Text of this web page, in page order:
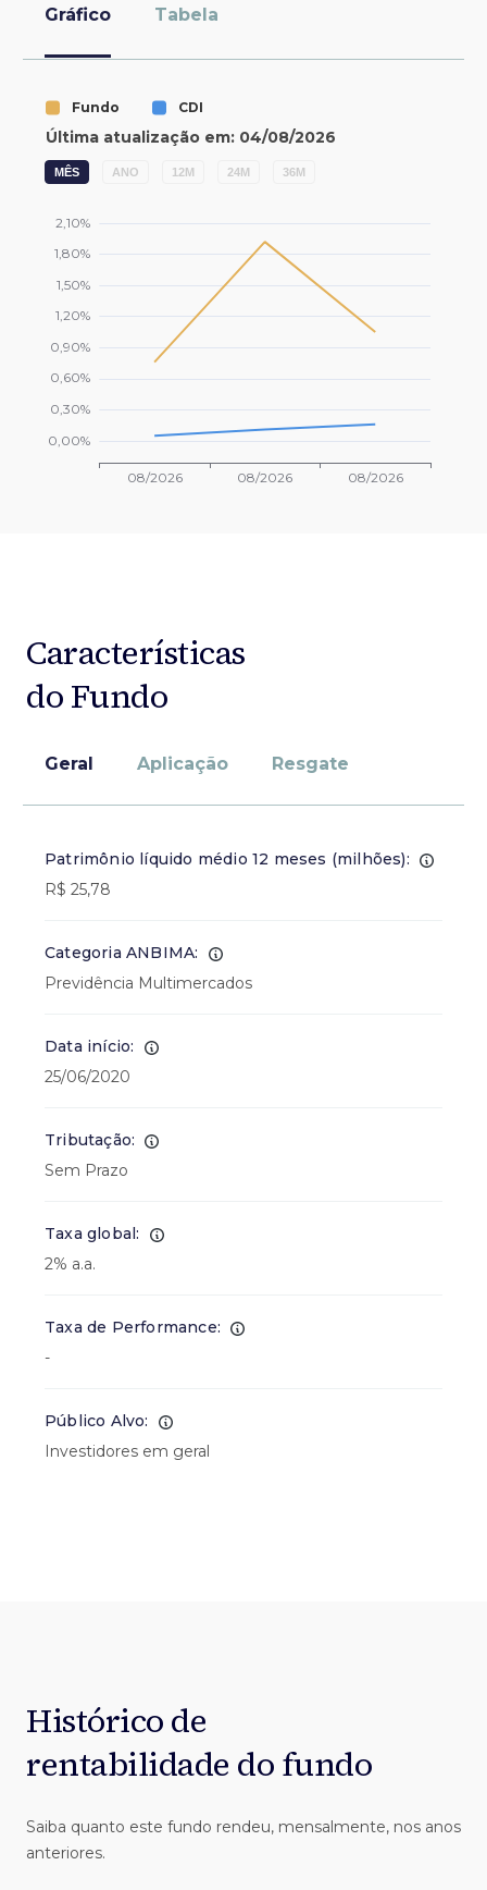
Gráfico Tabela
MÊS ANO 12M 24M 36M
Características
do Fundo
Geral Aplicação Resgate
Patrimônio líquido médio 12 meses (milhões):
R$ 25,78
Categoria ANBIMA:
Previdência Multimercados
Data início:
25/06/2020
Tributação:
Sem Prazo
Taxa global:
2% a.a.
Taxa de Performance:
-
Público Alvo:
Investidores em geral
Histórico de
rentabilidade do fundo
Saiba quanto este fundo rendeu, mensalmente, nos anos
anteriores.